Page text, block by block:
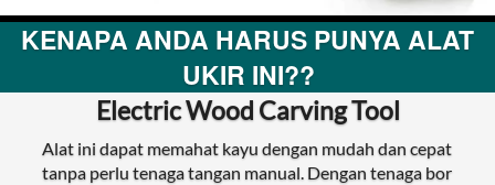
KENAPA ANDA HARUS PUNYA ALAT
UKIR INI??
Electric Wood Carving Tool
Alat ini dapat memahat kayu dengan mudah dan cepat
tanpa perlu tenaga tangan manual. Dengan tenaga bor